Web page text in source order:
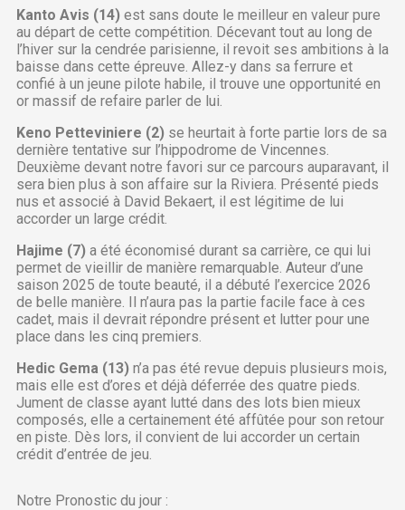
Kanto Avis (14) est sans doute le meilleur en valeur pure
au départ de cette compétition. Décevant tout au long de
l’hiver sur la cendrée parisienne, il revoit ses ambitions à la
baisse dans cette épreuve. Allez-y dans sa ferrure et
confié à un jeune pilote habile, il trouve une opportunité en
or massif de refaire parler de lui.
Keno Petteviniere (2) se heurtait à forte partie lors de sa
dernière tentative sur l’hippodrome de Vincennes.
Deuxième devant notre favori sur ce parcours auparavant, il
sera bien plus à son affaire sur la Riviera. Présenté pieds
nus et associé à David Bekaert, il est légitime de lui
accorder un large crédit.
Hajime (7) a été économisé durant sa carrière, ce qui lui
permet de vieillir de manière remarquable. Auteur d’une
saison 2025 de toute beauté, il a débuté l’exercice 2026
de belle manière. Il n’aura pas la partie facile face à ces
cadet, mais il devrait répondre présent et lutter pour une
place dans les cinq premiers.
Hedic Gema (13) n’a pas été revue depuis plusieurs mois,
mais elle est d’ores et déjà déferrée des quatre pieds.
Jument de classe ayant lutté dans des lots bien mieux
composés, elle a certainement été affûtée pour son retour
en piste. Dès lors, il convient de lui accorder un certain
crédit d’entrée de jeu.
Notre Pronostic du jour :